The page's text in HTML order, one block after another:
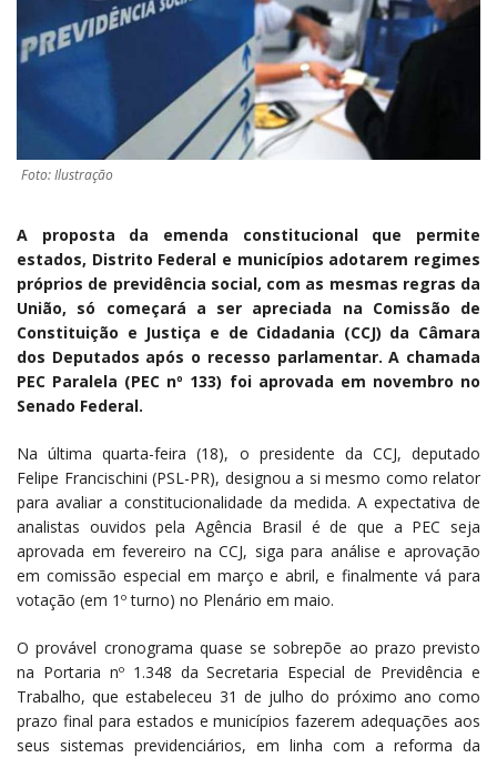
Foto: Ilustração
A proposta da emenda constitucional que permite
estados, Distrito Federal e municípios adotarem regimes
próprios de previdência social, com as mesmas regras da
União, só começará a ser apreciada na Comissão de
Constituição e Justiça e de Cidadania (CCJ) da Câmara
dos Deputados após o recesso parlamentar. A chamada
PEC Paralela (PEC nº 133) foi aprovada em novembro no
Senado Federal.
Na última quarta-feira (18), o presidente da CCJ, deputado
Felipe Francischini (PSL-PR), designou a si mesmo como relator
para avaliar a constitucionalidade da medida. A expectativa de
analistas ouvidos pela Agência Brasil é de que a PEC seja
aprovada em fevereiro na CCJ, siga para análise e aprovação
em comissão especial em março e abril, e finalmente vá para
votação (em 1º turno) no Plenário em maio.
O provável cronograma quase se sobrepõe ao prazo previsto
na Portaria nº 1.348 da Secretaria Especial de Previdência e
Trabalho, que estabeleceu 31 de julho do próximo ano como
prazo final para estados e municípios fazerem adequações aos
seus sistemas previdenciários, em linha com a reforma da